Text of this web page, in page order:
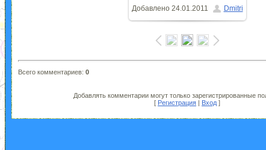
Добавлено24.01.2011 Dmitri
Всего комментариев: 0
Добавлять комментарии могут только зарегистрированные
[ Регистрация | Вход ]